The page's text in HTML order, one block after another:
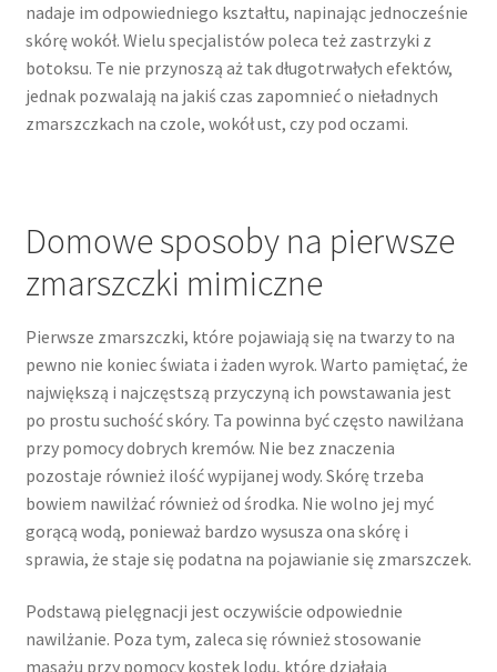
nadaje im odpowiedniego kształtu, napinając jednocześnie
skórę wokół. Wielu specjalistów poleca też zastrzyki z
botoksu. Te nie przynoszą aż tak długotrwałych efektów,
jednak pozwalają na jakiś czas zapomnieć o nieładnych
zmarszczkach na czole, wokół ust, czy pod oczami.
Domowe sposoby na pierwsze
zmarszczki mimiczne
Pierwsze zmarszczki, które pojawiają się na twarzy to na
pewno nie koniec świata i żaden wyrok. Warto pamiętać, że
największą i najczęstszą przyczyną ich powstawania jest
po prostu suchość skóry. Ta powinna być często nawilżana
przy pomocy dobrych kremów. Nie bez znaczenia
pozostaje również ilość wypijanej wody. Skórę trzeba
bowiem nawilżać również od środka. Nie wolno jej myć
gorącą wodą, ponieważ bardzo wysusza ona skórę i
sprawia, że staje się podatna na pojawianie się zmarszczek.
Podstawą pielęgnacji jest oczywiście odpowiednie
nawilżanie. Poza tym, zaleca się również stosowanie
masażu przy pomocy kostek lodu, które działają